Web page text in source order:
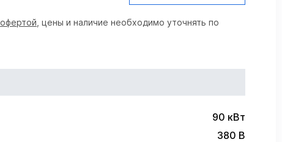
офертой , цены и наличие необходимо уточнять по
90 кВт
380 В